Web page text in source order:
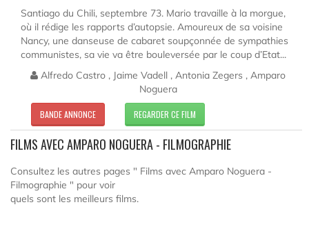
Santiago du Chili, septembre 73. Mario travaille à la morgue,
où il rédige les rapports d’autopsie. Amoureux de sa voisine
Nancy, une danseuse de cabaret soupçonnée de sympathies
communistes, sa vie va être bouleversée par le coup d’Etat...
Alfredo Castro , Jaime Vadell , Antonia Zegers , Amparo
Noguera
BANDE ANNONCE REGARDER CE FILM
FILMS AVEC AMPARO NOGUERA - FILMOGRAPHIE
Consultez les autres pages " Films avec Amparo Noguera -
Filmographie " pour voir
quels sont les meilleurs films.